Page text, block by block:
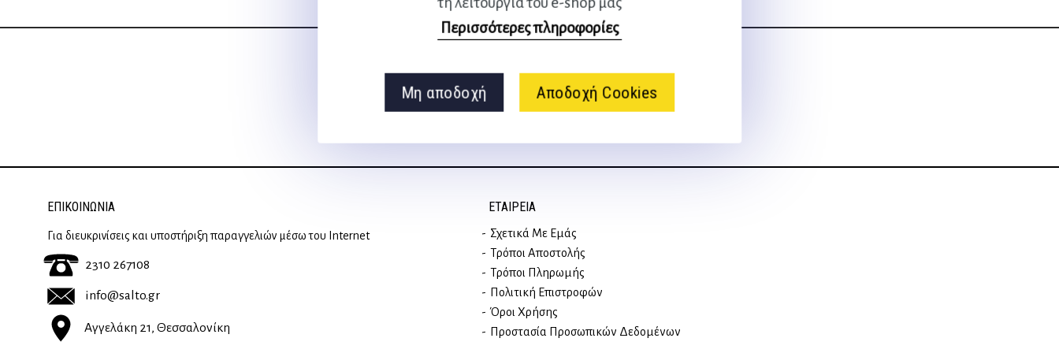
Περισσότερες πληροφορίες
Μη αποδοχή Αποδοχή Cookies
Ακολουθήστε μας
στα social media
ΕΠΙΚΟΙΝΩΝΊΑ
Για διευκρινίσεις και υποστήριξη παραγγελιών μέσω του Internet
2310 267108
info@salto.gr
Αγγελάκη 21, Θεσσαλονίκη
ΕΤΑΙΡΕΊΑ
Σχετικά Με Εμάς
Τρόποι Αποστολής
Τρόποι Πληρωμής
Πολιτική Επιστροφών
Όροι Χρήσης
Προστασία Προσωπικών Δεδομένων